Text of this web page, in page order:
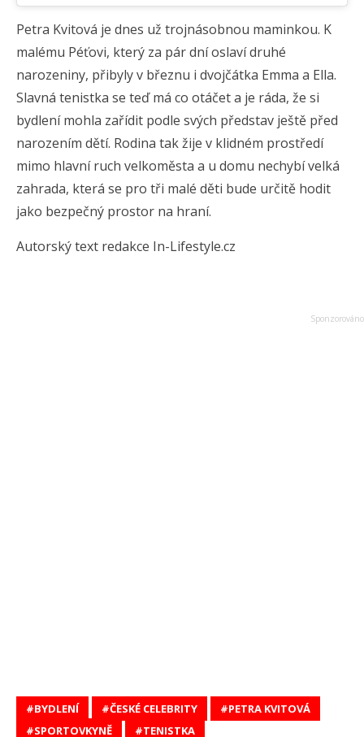
Petra Kvitová je dnes už trojnásobnou maminkou. K
malému Péťovi, který za pár dní oslaví druhé
narozeniny, přibyly v březnu i dvojčátka Emma a Ella.
Slavná tenistka se teď má co otáčet a je ráda, že si
bydlení mohla zařídit podle svých představ ještě před
narozením dětí. Rodina tak žije v klidném prostředí
mimo hlavní ruch velkoměsta a u domu nechybí velká
zahrada, která se pro tři malé děti bude určitě hodit
jako bezpečný prostor na hraní.
Autorský text redakce In-Lifestyle.cz
BYDLENÍ ČESKÉ CELEBRITY
PETRA KVITOVÁ
SPORTOVKYNĚ
TENISTKA